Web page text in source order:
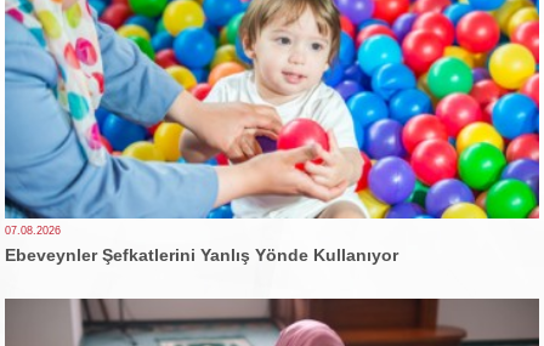
07.08.2026
Ebeveynler Şefkatlerini Yanlış Yönde Kullanıyor